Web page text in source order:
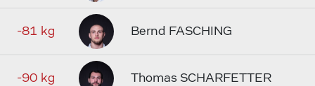
-81 kg Bernd FASCHING
-90 kg Thomas SCHARFETTER